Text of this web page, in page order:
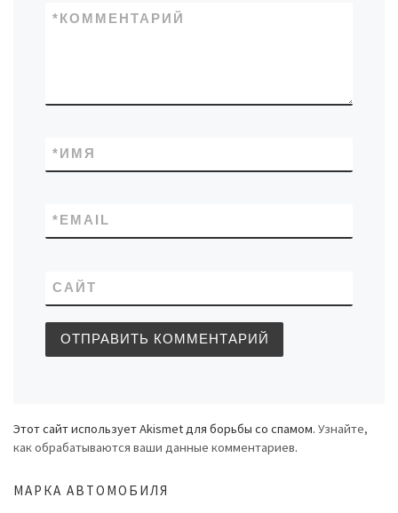
КОММЕНТАРИЙ
*
ИМЯ
*
EMAIL
*
САЙТ
Этот сайт использует Akismet для борьбы со спамом. Узнайте,
как обрабатываются ваши данные комментариев.
МАРКА АВТОМОБИЛЯ